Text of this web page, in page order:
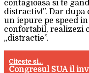
contagioasa si te
distractiv!”. Dar dupa
un iepure pe speed
confortabil, realizezi
„distractie”.
Citeste si...
Congresul SUA il